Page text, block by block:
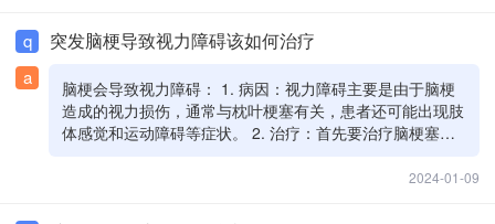
q 突发脑梗导致视力障碍该如何治疗
a
脑梗会导致视力障碍： 1. 病因：视力障碍主要是由于脑梗
造成的视力损伤，通常与枕叶梗塞有关，患者还可能出现肢
体感觉和运动障碍等症状。 2. 治疗：首先要治疗脑梗塞，
经营养治疗。中药方面，可使用丹参、红花、三七和银杏叶
2024-01-09